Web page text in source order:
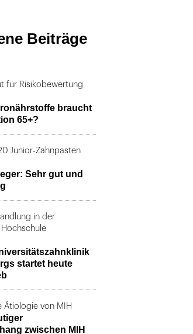
Beiträge
für Risikobewertung
braucht
65+?
Junior-Zahnpasten
Sehr gut und
in der
startet heute
Ätiologie von MIH
zwischen MIH